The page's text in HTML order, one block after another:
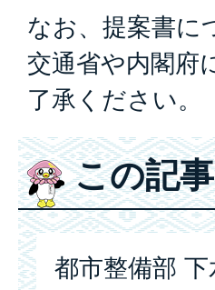
なお、提案書に
交通省や内閣府
了承ください。
この記
都市整備部